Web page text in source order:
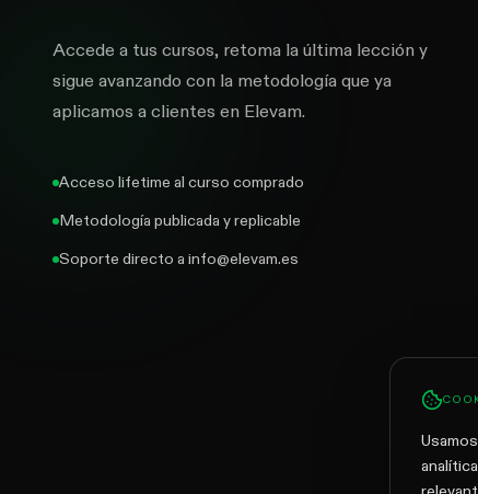
Accede a tus cursos, retoma la última lección y
sigue avanzando con la metodología que ya
aplicamos a clientes en Elevam.
Acceso lifetime al curso comprado
Metodología publicada y replicable
Soporte directo a info@elevam.es